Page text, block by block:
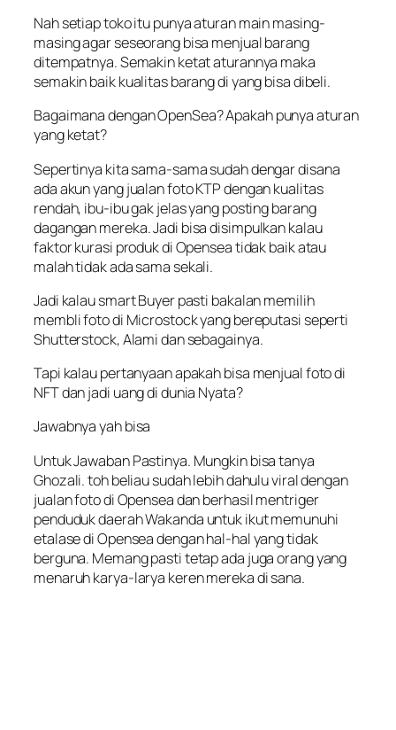
Nah setiap toko itu punya aturan main masing-
masing agar seseorang bisa menjual barang
ditempatnya. Semakin ketat aturannya maka
semakin baik kualitas barang di yang bisa dibeli.
Bagaimana dengan OpenSea? Apakah punya aturan
yang ketat?
Sepertinya kita sama-sama sudah dengar disana
ada akun yang jualan foto KTP dengan kualitas
rendah, ibu-ibu gak jelas yang posting barang
dagangan mereka. Jadi bisa disimpulkan kalau
faktor kurasi produk di Opensea tidak baik atau
malah tidak ada sama sekali.
Jadi kalau smart Buyer pasti bakalan memilih
membli foto di Microstock yang bereputasi seperti
Shutterstock, Alami dan sebagainya.
Tapi kalau pertanyaan apakah bisa menjual foto di
NFT dan jadi uang di dunia Nyata?
Jawabnya yah bisa
Untuk Jawaban Pastinya. Mungkin bisa tanya
Ghozali. toh beliau sudah lebih dahulu viral dengan
jualan foto di Opensea dan berhasil mentriger
penduduk daerah Wakanda untuk ikut memunuhi
etalase di Opensea dengan hal-hal yang tidak
berguna. Memang pasti tetap ada juga orang yang
menaruh karya-larya keren mereka di sana.